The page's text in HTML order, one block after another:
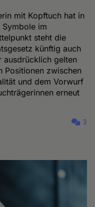
mit Kopftuch hat in
im
steht die
künftig auch
ausdrücklich gelten
Positionen zwischen
und dem Vorwurf
erneut
3